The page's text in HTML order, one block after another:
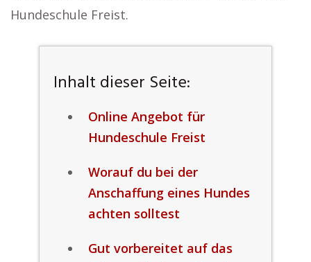
Hundeschule Freist.
Inhalt dieser Seite:
Online Angebot für
Hundeschule Freist
Worauf du bei der
Anschaffung eines Hundes
achten solltest
Gut vorbereitet auf das